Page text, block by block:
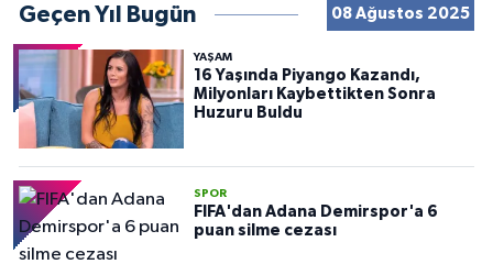
Geçen Yıl Bugün 08 Ağustos 2025
YAŞAM
16 Yaşında Piyango Kazandı,
Milyonları Kaybettikten Sonra
Huzuru Buldu
SPOR
FIFA'dan Adana Demirspor'a 6
puan silme cezası